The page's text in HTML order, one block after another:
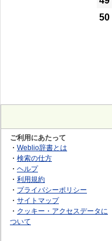
50
ご利用にあたって
・ Weblio辞書とは
・ 検索の仕方
・ ヘルプ
・ 利用規約
・ プライバシーポリシー
・ サイトマップ
・ クッキー・アクセスデータに
ついて